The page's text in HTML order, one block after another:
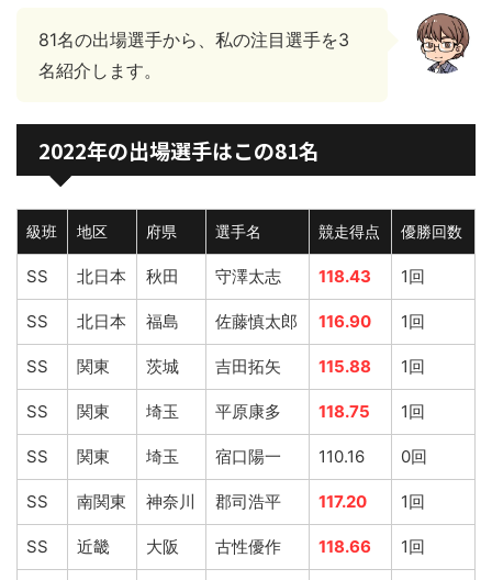
81名の出場選手から、私の注目選手を3
名紹介します。
2022年の出場選手はこの81名
級班 地区 府県 選手名 競走得点 優勝回数
SS 北日本 秋田 守澤太志 118.43 1回
SS 北日本 福島 佐藤慎太郎 116.90 1回
SS 関東 茨城 吉田拓矢 115.88 1回
SS 関東 埼玉 平原康多 118.75 1回
SS 関東 埼玉 宿口陽一 110.16 0回
SS 南関東 神奈川 郡司浩平 117.20 1回
SS 近畿 大阪 古性優作 118.66 1回